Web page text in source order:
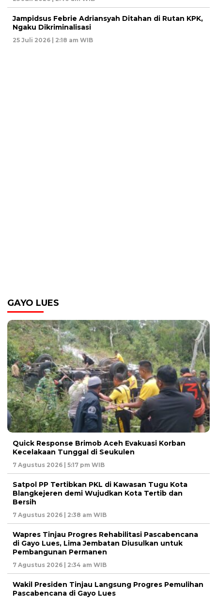
Jampidsus Febrie Adriansyah Ditahan di Rutan KPK,
Ngaku Dikriminalisasi
25 Juli 2026 | 2:18 am WIB
GAYO LUES
Quick Response Brimob Aceh Evakuasi Korban
Kecelakaan Tunggal di Seukulen
7 Agustus 2026 | 5:17 pm WIB
Satpol PP Tertibkan PKL di Kawasan Tugu Kota
Blangkejeren demi Wujudkan Kota Tertib dan
Bersih
7 Agustus 2026 | 2:38 am WIB
Wapres Tinjau Progres Rehabilitasi Pascabencana
di Gayo Lues, Lima Jembatan Diusulkan untuk
Pembangunan Permanen
7 Agustus 2026 | 2:34 am WIB
Wakil Presiden Tinjau Langsung Progres Pemulihan
Pascabencana di Gayo Lues